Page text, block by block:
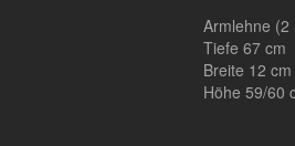
Armlehne (2
Tiefe 67 cm
Breite 12 cm
Höhe 59/60